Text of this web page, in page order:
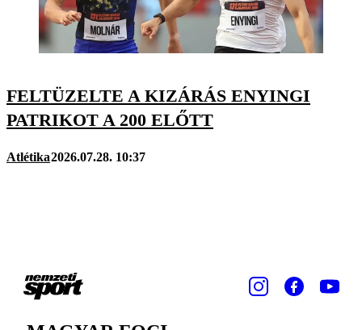
FELTÜZELTE A KIZÁRÁS ENYINGI
PATRIKOT A 200 ELŐTT
Atlétika2026.07.28. 10:37